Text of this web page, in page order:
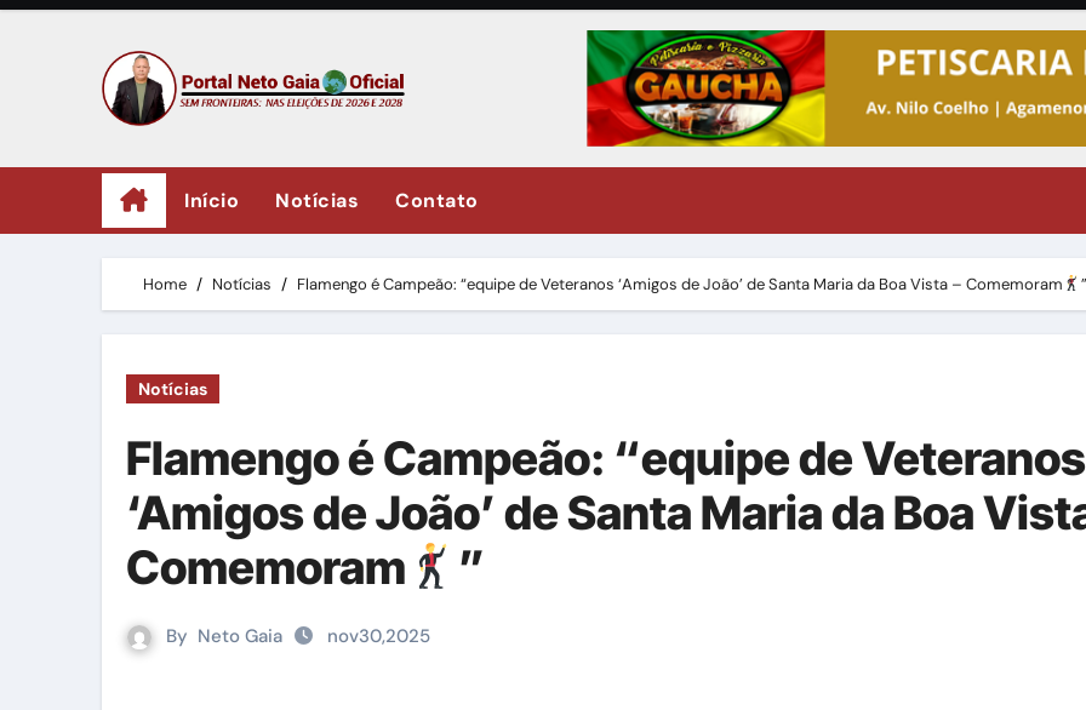
Skip
Início Notícias Contato
Home Notícias Flamengo é Campeão: “equipe de Veteranos ‘Amigos de João’ de Santa Maria da Boa Vista – Comemoram ”
Notícias
Flamengo é Campeão: “equipe de Veteranos
‘Amigos de João’ de Santa Maria da Boa
Comemoram
”
By Neto Gaia nov30,2025